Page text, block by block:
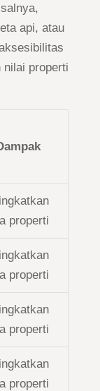
api, atau
nilai properti
properti
properti
properti
properti